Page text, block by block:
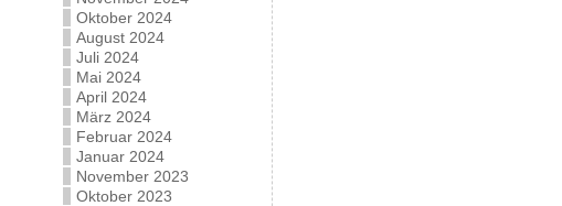
Oktober 2024
August 2024
Juli 2024
Mai 2024
April 2024
März 2024
Februar 2024
Januar 2024
November 2023
Oktober 2023